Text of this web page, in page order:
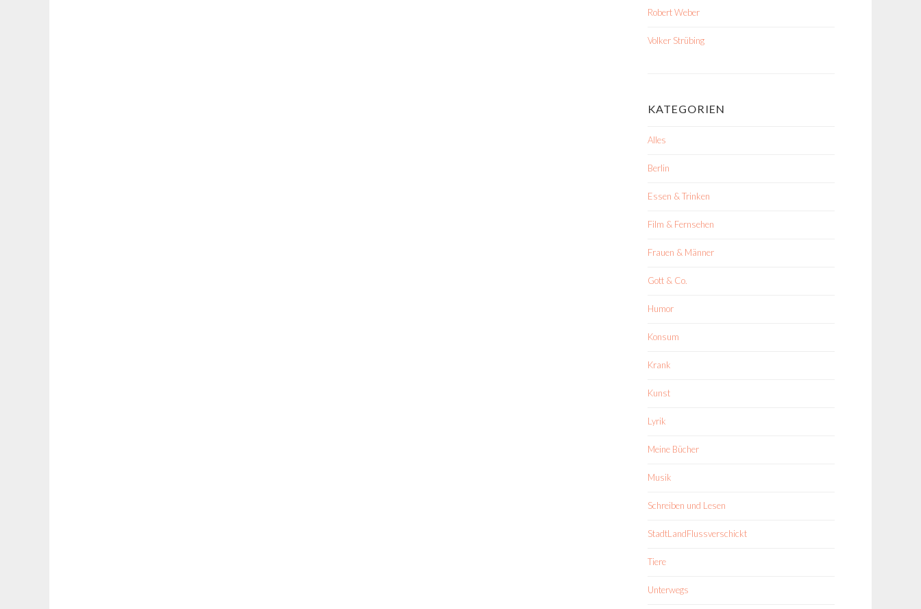
Robert Weber
Volker Strübing
KATEGORIEN
Alles
Berlin
Essen & Trinken
Film & Fernsehen
Frauen & Männer
Gott & Co.
Humor
Konsum
Krank
Kunst
Lyrik
Meine Bücher
Musik
Schreiben und Lesen
StadtLandFlussverschickt
Tiere
Unterwegs